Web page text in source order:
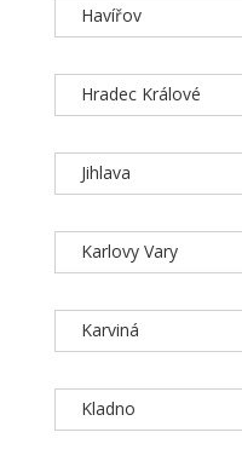
Havířov
Hradec Králové
Jihlava
Karlovy Vary
Karviná
Kladno